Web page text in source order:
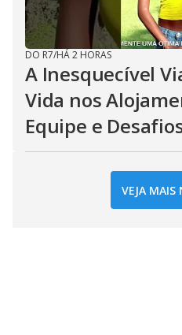
DO R7/HÁ 2 HORAS
A Inesquecível
Vida nos
Equipe e
VEJA MAIS